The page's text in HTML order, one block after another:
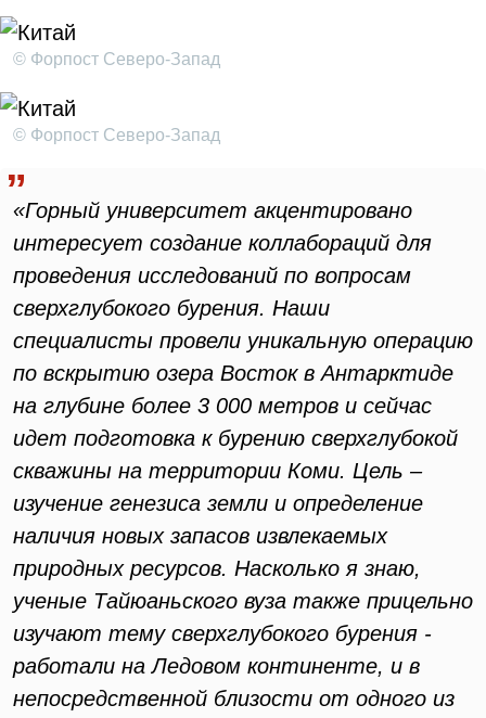
© Форпост Северо-Запад
© Форпост Северо-Запад
«Горный университет акцентировано
интересует создание коллабораций для
проведения исследований по вопросам
сверхглубокого бурения. Наши
специалисты провели уникальную операцию
по вскрытию озера Восток в Антарктиде
на глубине более 3 000 метров и сейчас
идет подготовка к бурению сверхглубокой
скважины на территории Коми. Цель –
изучение генезиса земли и определение
наличия новых запасов извлекаемых
природных ресурсов. Насколько я знаю,
ученые Тайюаньского вуза также прицельно
изучают тему сверхглубокого бурения -
работали на Ледовом континенте, и в
непосредственной близости от одного из